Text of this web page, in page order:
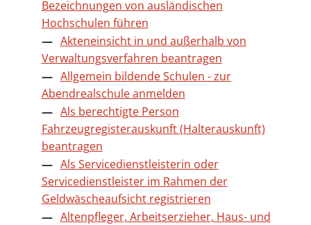
Bezeichnungen von ausländischen
Hochschulen führen
Akteneinsicht in und außerhalb von
Verwaltungsverfahren beantragen
Allgemein bildende Schulen - zur
Abendrealschule anmelden
Als berechtigte Person
Fahrzeugregisterauskunft (Halterauskunft)
beantragen
Als Servicedienstleisterin oder
Servicedienstleister im Rahmen der
Geldwäscheaufsicht registrieren
Altenpfleger, Arbeitserzieher, Haus- und